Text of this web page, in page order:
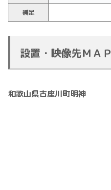
補足
設置・映像先ＭＡＰ
和歌山県古座川町明神